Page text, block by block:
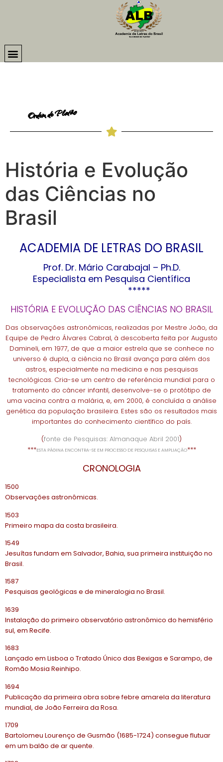
Ordem de Platão
História e Evolução
das Ciências no
Brasil
ACADEMIA DE LETRAS DO BRASIL
Prof. Dr. Mário Carabajal – Ph.D.
Especialista em Pesquisa Científica
*****
HISTÓRIA E EVOLUÇÃO DAS CIÊNCIAS NO BRASIL
Das observações astronômicas, realizadas por Mestre João, da
Equipe de Pedro Álvares Cabral, à descoberta feita por Augusto
Damineli, em 1977, de que a maior estrela que se conhece no
universo é dupla, a ciência no Brasil avança para além dos
astros, especialmente na medicina e nas pesquisas
tecnológicas. Cria-se um centro de referência mundial para o
tratamento do câncer infantil, desenvolve-se o protótipo de
uma vacina contra a malária, e, em 2000, é concluída a análise
genética da população brasileira. Estes são os resultados mais
importantes do conhecimento científico do país.
(fonte de Pesquisas: Almanaque Abril 2001)
***ESTA PÁGINA ENCONTRA-SE EM PROCESSO DE PESQUISAS E AMPLIAÇÃO***
CRONOLOGIA
1500
Observações astronômicas.
1503
Primeiro mapa da costa brasileira.
1549
Jesuítas fundam em Salvador, Bahia, sua primeira instituição no
Brasil.
1587
Pesquisas geológicas e de mineralogia no Brasil.
1639
Instalação do primeiro observatório astronômico do hemisfério
sul, em Recife.
1683
Lançado em Lisboa o Tratado Único das Bexigas e Sarampo, de
Romão Mosia Reinhipo.
1694
Publicação da primeira obra sobre febre amarela da literatura
mundial, de João Ferreira da Rosa.
1709
Bartolomeu Lourenço de Gusmão (1685-1724) consegue flutuar
em um balão de ar quente.